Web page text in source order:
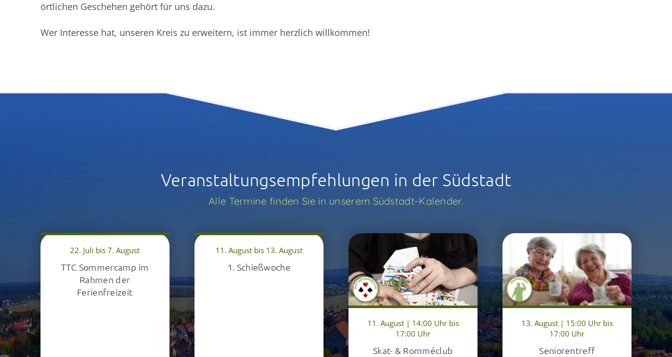
örtlichen Geschehen gehört für uns dazu.
Wer Interesse hat, unseren Kreis zu erweitern, ist immer herzlich willkommen!
Veranstaltungs­­empfehlungen in der Südstadt
Alle Termine finden Sie in unserem Südstadt-Kalender.
22. Juli bis 7. August
TTC Sommercamp im
Rahmen der
Ferienfreizeit
11. August bis 13. August
1. Schießwoche
11. August | 14:00 Uhr bis
17:00 Uhr
Skat- & Romméclub
13. August | 15:00 Uhr bis
17:00 Uhr
Seniorentreff